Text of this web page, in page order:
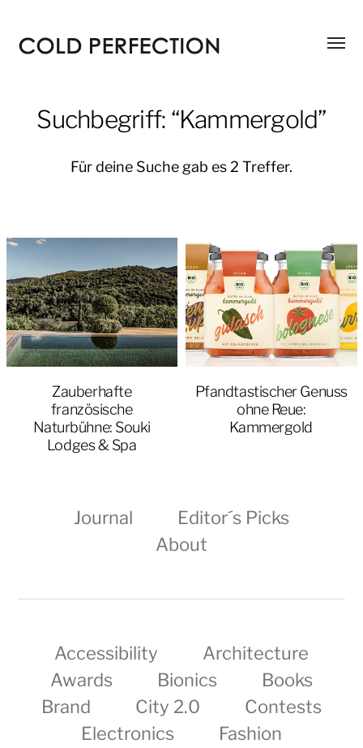
Menü
Suchbegriff: “Kammergold”
Für deine Suche gab es 2 Treffer.
Zauberhafte
französische
Naturbühne: Souki
Lodges & Spa
Pfandtastischer Genuss
ohne Reue:
Kammergold
Journal
Editor´s Picks
About
Accessibility
Architecture
Awards
Bionics
Books
Brand
City 2.0
Contests
Electronics
Fashion